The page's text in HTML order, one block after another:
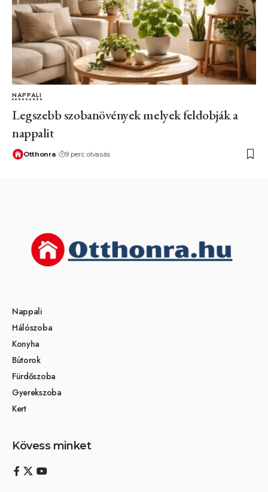
NAPPALI
Legszebb szobanövények melyek feldobják a
nappalit
Otthonra 9 perc olvasás
Nappali
Hálószoba
Konyha
Bútorok
Fürdőszoba
Gyerekszoba
Kert
Kövess minket